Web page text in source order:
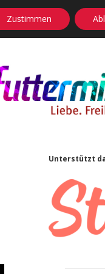
Unterstützt
Zustimmen